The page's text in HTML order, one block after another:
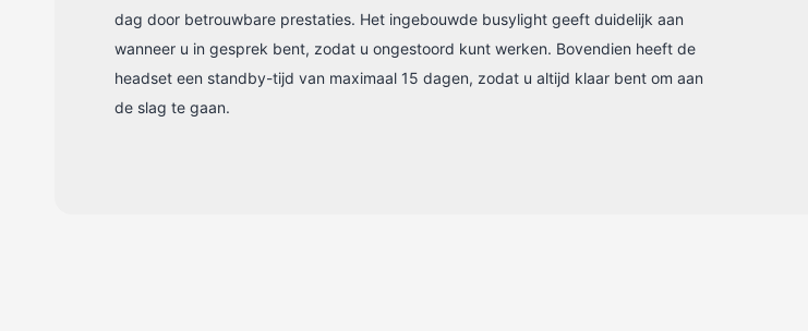
dag door betrouwbare prestaties. Het ingebouwde busylight geeft duidelijk aan
wanneer u in gesprek bent, zodat u ongestoord kunt werken. Bovendien heeft de
headset een standby-tijd van maximaal 15 dagen, zodat u altijd klaar bent om aan
de slag te gaan.